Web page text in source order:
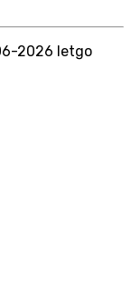
2026 letgo